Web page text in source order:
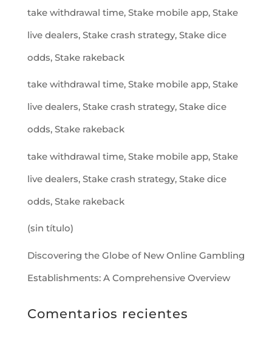
take withdrawal time, Stake mobile app, Stake
live dealers, Stake crash strategy, Stake dice
odds, Stake rakeback
take withdrawal time, Stake mobile app, Stake
live dealers, Stake crash strategy, Stake dice
odds, Stake rakeback
take withdrawal time, Stake mobile app, Stake
live dealers, Stake crash strategy, Stake dice
odds, Stake rakeback
(sin título)
Discovering the Globe of New Online Gambling
Establishments: A Comprehensive Overview
Comentarios recientes